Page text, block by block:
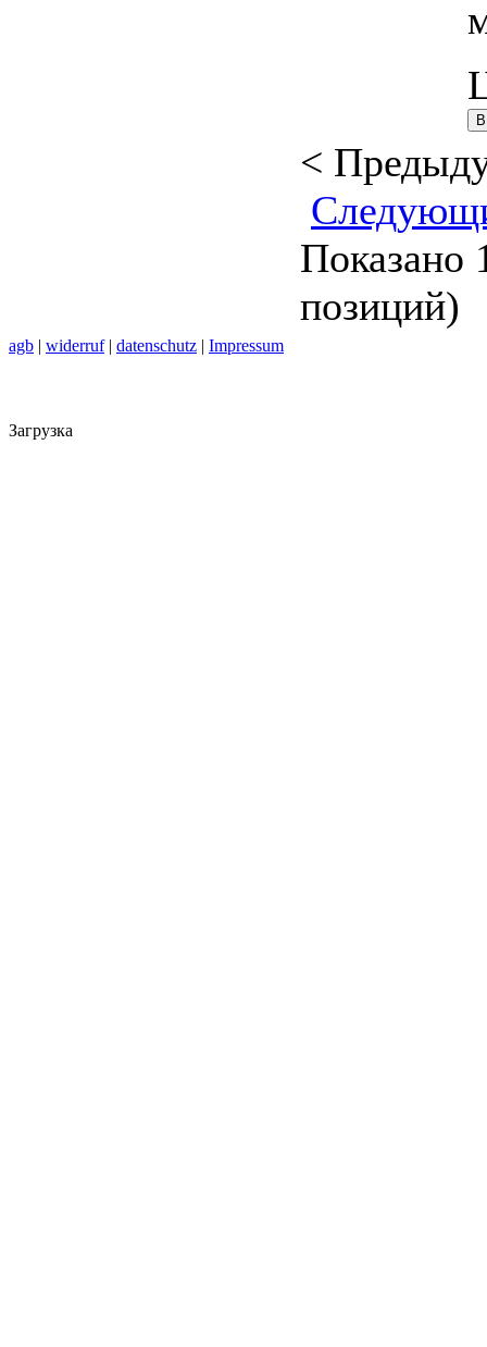
<
Показано
позиций)
agb | widerruf| datenschutz | Impressum
Загрузка